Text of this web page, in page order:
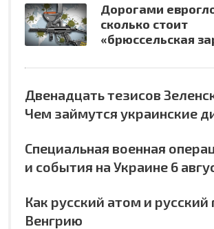
Дорогами
сколько стоит
«брюссельская
Двенадцать тезисов
Чем займутся украинские
Специальная военная
и события на Украине 6
Как русский атом и русский
Венгрию